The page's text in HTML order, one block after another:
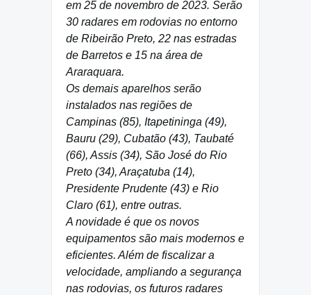
em 25 de novembro de 2023. Serão
30 radares em rodovias no entorno
de Ribeirão Preto, 22 nas estradas
de Barretos e 15 na área de
Araraquara.
Os demais aparelhos serão
instalados nas regiões de
Campinas (85), Itapetininga (49),
Bauru (29), Cubatão (43), Taubaté
(66), Assis (34), São José do Rio
Preto (34), Araçatuba (14),
Presidente Prudente (43) e Rio
Claro (61), entre outras.
A novidade é que os novos
equipamentos são mais modernos e
eficientes. Além de fiscalizar a
velocidade, ampliando a segurança
nas rodovias, os futuros radares